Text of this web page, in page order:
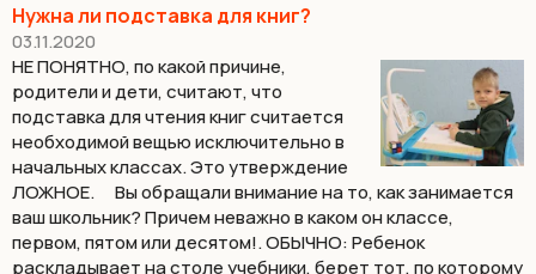
Нужна ли подставка для книг?
03.11.2020
НЕ ПОНЯТНО, по какой причине,
родители и дети, считают, что
подставка для чтения книг считается
необходимой вещью исключительно в
начальных классах. Это утверждение
ЛОЖНОЕ. ⠀ Вы обращали внимание на то, как занимается
ваш школьник? Причем неважно в каком он классе,
первом, пятом или десятом!. ОБЫЧНО: Ребенок
раскладывает на столе учебники, берет тот, по которому